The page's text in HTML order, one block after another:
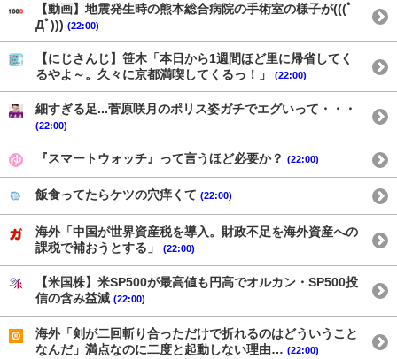
【動画】地震発生時の熊本総合病院の手術室の様子が(((ﾟ
Дﾟ))) (22:00)
【にじさんじ】笹木「本日から1週間ほど里に帰省してく
るやよ～。久々に京都満喫してくるっ！」
(22:00)
細すぎる足...菅原咲月のポリス姿ガチでエグいって・・・
(22:00)
『スマートウォッチ』って言うほど必要か？ (22:00)
飯食ってたらケツの穴痒くて (22:00)
海外「中国が世界資産税を導入。財政不足を海外資産への
課税で補おうとする」
(22:00)
【米国株】米SP500が最高値も円高でオルカン・SP500投
信の含み益減 (22:00)
海外「剣が二回斬り合っただけで折れるのはどういうこと
なんだ」満点なのに二度と起動しない理由… (22:00)